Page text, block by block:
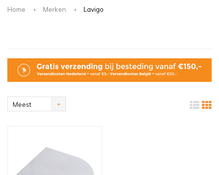
Home Merken Lavigo
Meest